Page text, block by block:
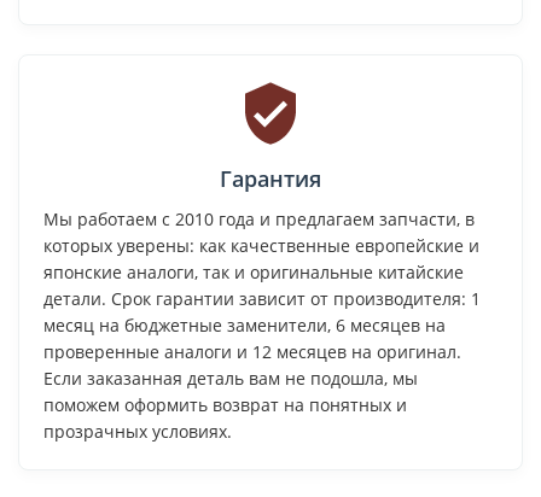
Гарантия
Мы работаем с 2010 года и предлагаем запчасти, в
которых уверены: как качественные европейские и
японские аналоги, так и оригинальные китайские
детали. Срок гарантии зависит от производителя: 1
месяц на бюджетные заменители, 6 месяцев на
проверенные аналоги и 12 месяцев на оригинал.
Если заказанная деталь вам не подошла, мы
поможем оформить возврат на понятных и
прозрачных условиях.